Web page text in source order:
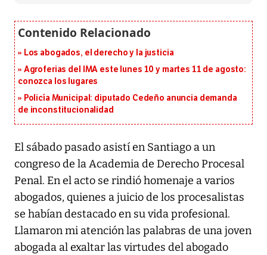
Los abogados, el derecho y la justicia
Agroferias del IMA este lunes 10 y martes 11 de agosto:
conozca los lugares
Policía Municipal: diputado Cedeño anuncia demanda
de inconstitucionalidad
El sábado pasado asistí en Santiago a un
congreso de la Academia de Derecho Procesal
Penal. En el acto se rindió homenaje a varios
abogados, quienes a juicio de los procesalistas
se habían destacado en su vida profesional.
Llamaron mi atención las palabras de una joven
abogada al exaltar las virtudes del abogado